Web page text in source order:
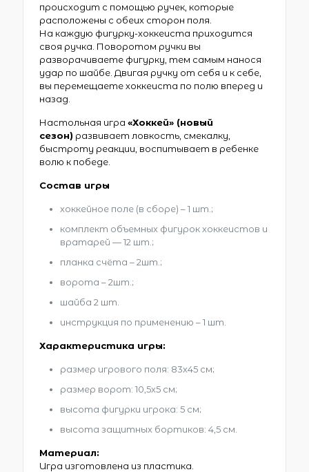
происходит с помощью ручек, которые
расположены с обеих сторон поля.
На каждую фигурку-хоккеиста приходится
своя ручка. Поворотом ручки вы
разворачиваете фигурку, тем самым нанося
удар по шайбе. Двигая ручку от себя и к себе,
вы перемещаете хоккеиста по полю вперед и
назад.
Настольная игра«Хоккей» (новый
сезон) развивает ловкость, смекалку,
быстроту реакции, воспитывает в ребенке
волю к победе.
Состав игры
хоккейное поле (в сборе) – 1 шт.;
комплект объемных фигурок хоккеистов и
вратарей — 12 шт.;
планка счёта – 2шт.;
ворота – 2шт.;
шайба 2 шт.
инструкция по применению – 1 шт.
Характеристика игры:
размер игрового поля: 83х45 см;
размер ворот: 10,5х5 см;
высота фигурки игрока: 5 см;
высота защитных бортиков: 4,5 см.
Материал:
Игра изготовлена из пластика.